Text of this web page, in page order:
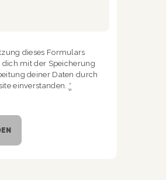
dieses Formulars
mit der Speicherung
deiner Daten durch
einverstanden. *